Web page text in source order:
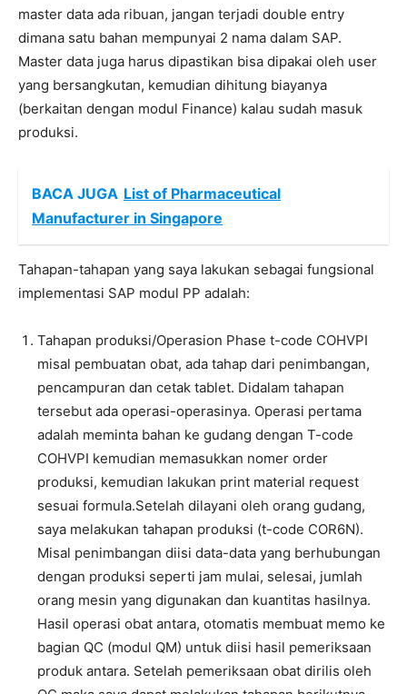
master data ada ribuan, jangan terjadi double entry
dimana satu bahan mempunyai 2 nama dalam SAP.
Master data juga harus dipastikan bisa dipakai oleh user
yang bersangkutan, kemudian dihitung biayanya
(berkaitan dengan modul Finance) kalau sudah masuk
produksi.
BACA JUGA List of Pharmaceutical
Manufacturer in Singapore
Tahapan-tahapan yang saya lakukan sebagai fungsional
implementasi SAP modul PP adalah:
Tahapan produksi/Operasion Phase t-code COHVPI
misal pembuatan obat, ada tahap dari penimbangan,
pencampuran dan cetak tablet. Didalam tahapan
tersebut ada operasi-operasinya. Operasi pertama
adalah meminta bahan ke gudang dengan T-code
COHVPI kemudian memasukkan nomer order
produksi, kemudian lakukan print material request
sesuai formula.Setelah dilayani oleh orang gudang,
saya melakukan tahapan produksi (t-code COR6N).
Misal penimbangan diisi data-data yang berhubungan
dengan produksi seperti jam mulai, selesai, jumlah
orang mesin yang digunakan dan kuantitas hasilnya.
Hasil operasi obat antara, otomatis membuat memo ke
bagian QC (modul QM) untuk diisi hasil pemeriksaan
produk antara. Setelah pemeriksaan obat dirilis oleh